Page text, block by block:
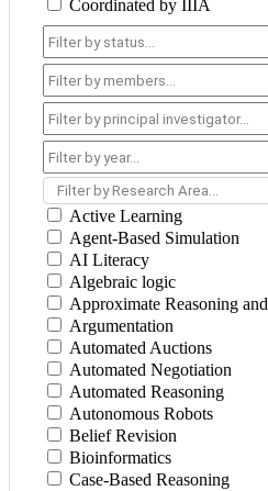
Coordinated by IIIA
Filter by Research Area...
Active Learning
Agent-Based Simulation
AI Literacy
Algebraic logic
Approximate Reasoning
Argumentation
Automated Auctions
Automated Negotiation
Automated Reasoning
Autonomous Robots
Belief Revision
Bioinformatics
Case-Based Reasoning